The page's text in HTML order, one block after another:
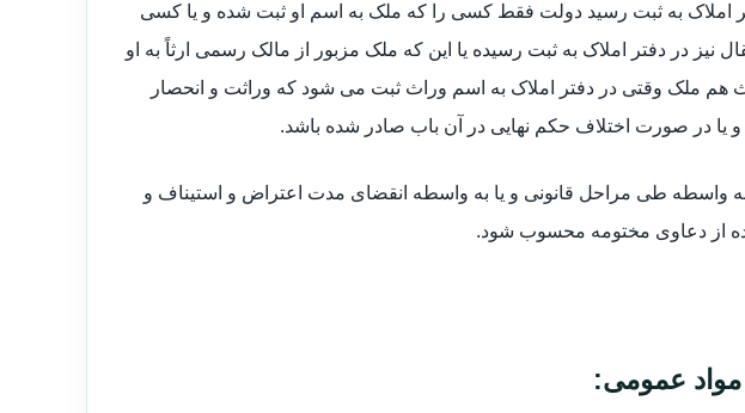
دفتر املاک به ثبت رسید دولت فقط کسی را که ملک به اسم او ثبت شده و یا کسی
نیز در دفتر املاک به ثبت رسیده یا این که ملک مزبور از مالک رسمی ارثاً به او
هم ملک وقتی در دفتر املاک به اسم وراث ثبت می شود که وراثت و انحصار
و یا در صورت اختلاف حکم نهایی در آن باب صادر شده باشد.
واسطه طی مراحل قانونی و یا به واسطه انقضای مدت اعتراض و استیناف و
از دعاوی مختومه محسوب شود.
عمومی: